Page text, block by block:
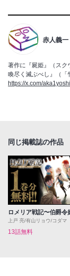
赤人義一
著作に『屍姫』（スク
喚尽く滅ぶべし』（「
https://x.com/
同じ掲載誌の作品
上戸 亮/有山リョウ/コダマ
13話無料